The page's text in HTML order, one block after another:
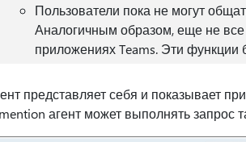
Пользователи пока не могут
Аналогичным образом, еще не
приложениях Teams. Эти функции
представляет себя и показывает
агент может выполнять запрос